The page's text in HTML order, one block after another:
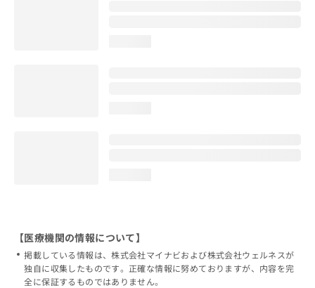
【医療機関の情報について】
掲載している情報は、株式会社マイナビおよび株式会社ウェルネスが
独自に収集したものです。正確な情報に努めておりますが、内容を完
全に保証するものではありません。